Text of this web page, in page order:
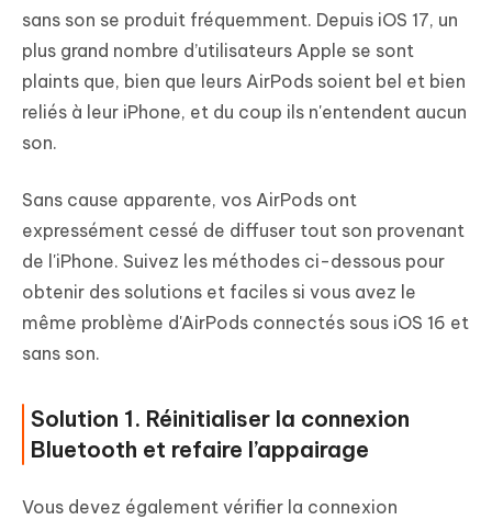
sans son se produit fréquemment. Depuis iOS 17, un
plus grand nombre d’utilisateurs Apple se sont
plaints que, bien que leurs AirPods soient bel et bien
reliés à leur iPhone, et du coup ils n'entendent aucun
son.
Sans cause apparente, vos AirPods ont
expressément cessé de diffuser tout son provenant
de l'iPhone. Suivez les méthodes ci-dessous pour
obtenir des solutions et faciles si vous avez le
même problème d'AirPods connectés sous iOS 16 et
sans son.
Solution 1. Réinitialiser la connexion
Bluetooth et refaire l’appairage
Vous devez également vérifier la connexion